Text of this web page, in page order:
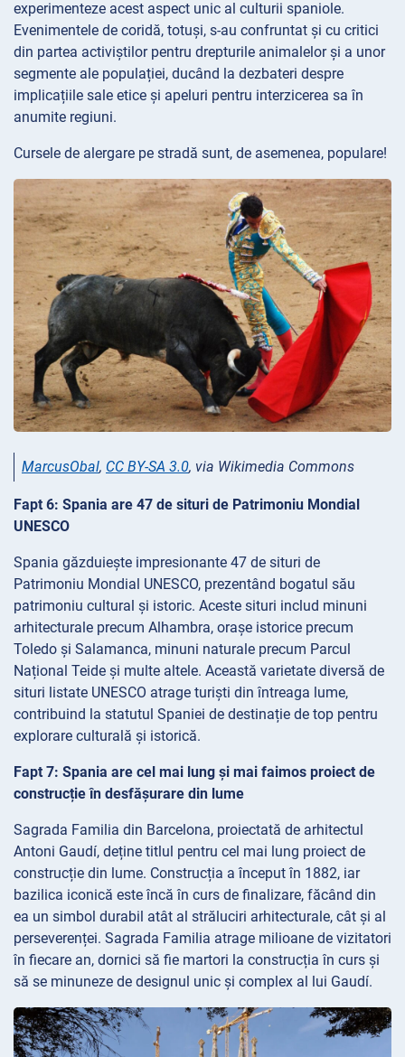
experimenteze acest aspect unic al culturii spaniole.
Evenimentele de coridă, totuși, s-au confruntat și cu critici
din partea activiștilor pentru drepturile animalelor și a unor
segmente ale populației, ducând la dezbateri despre
implicațiile sale etice și apeluri pentru interzicerea sa în
anumite regiuni.
Cursele de alergare pe stradă sunt, de asemenea, populare!
MarcusObal, CC BY-SA 3.0, via Wikimedia Commons
Fapt 6: Spania are 47 de situri de Patrimoniu Mondial
UNESCO
Spania găzduiește impresionante 47 de situri de
Patrimoniu Mondial UNESCO, prezentând bogatul său
patrimoniu cultural și istoric. Aceste situri includ minuni
arhitecturale precum Alhambra, orașe istorice precum
Toledo și Salamanca, minuni naturale precum Parcul
Național Teide și multe altele. Această varietate diversă de
situri listate UNESCO atrage turiști din întreaga lume,
contribuind la statutul Spaniei de destinație de top pentru
explorare culturală și istorică.
Fapt 7: Spania are cel mai lung și mai faimos proiect de
construcție în desfășurare din lume
Sagrada Familia din Barcelona, proiectată de arhitectul
Antoni Gaudí, deține titlul pentru cel mai lung proiect de
construcție din lume. Construcția a început în 1882, iar
bazilica iconică este încă în curs de finalizare, făcând din
ea un simbol durabil atât al străluciri arhitecturale, cât și al
perseverenței. Sagrada Familia atrage milioane de vizitatori
în fiecare an, dornici să fie martori la construcția în curs și
să se minuneze de designul unic și complex al lui Gaudí.